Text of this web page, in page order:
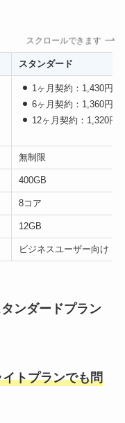
スクロールできます
スタンダード
1ヶ月契約：1,430円
6ヶ月契約：1,360円
12ヶ月契約：1,320円
無制限
400GB
8コア
12GB
ビジネスユーザー向け
タンダードプラン
イトプランでも問